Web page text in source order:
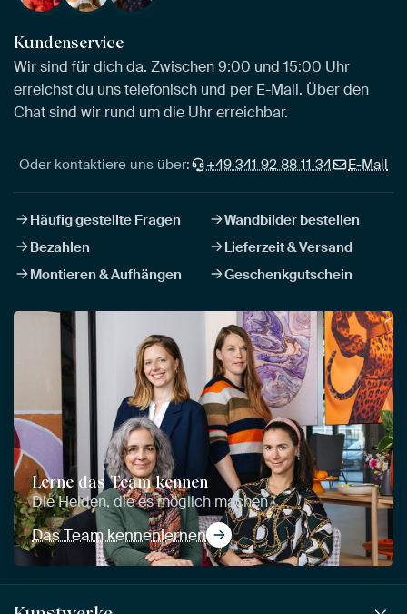
Kundenservice
Wir sind für dich da. Zwischen 9:00 und 15:00 Uhr
erreichst du uns telefonisch und per E-Mail. Über den
Chat sind wir rund um die Uhr erreichbar.
Oder kontaktiere uns über: +49 341 92 88 11 34 E-Mail
Häufig gestellte Fragen
Wandbilder bestellen
Bezahlen
Lieferzeit & Versand
Montieren & Aufhängen
Geschenkgutschein
Lerne das Team kennen
Die Helden, die es möglich machen
Das Team kennenlernen